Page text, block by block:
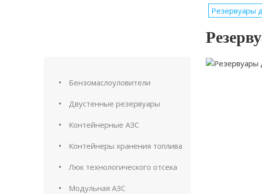
Резервуары
Бензомаслоуловители
Двустенные резервуары
Контейнерные АЗС
Контейнеры хранения топлива
Люк технологического отсека
Модульная АЗС